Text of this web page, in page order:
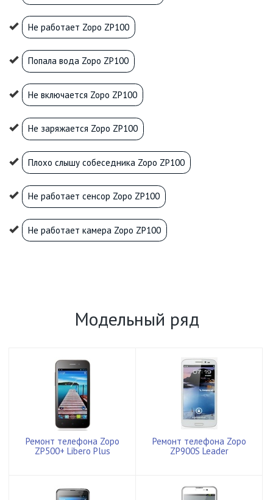
Не работает Zopo ZP100
Попала вода Zopo ZP100
Не включается Zopo ZP100
Не заряжается Zopo ZP100
Плохо слышу собеседника Zopo ZP100
Не работает сенсор Zopo ZP100
Не работает камера Zopo ZP100
Модельный ряд
Ремонт телефона Zopo
ZP500+ Libero Plus
Ремонт телефона Zopo
ZP900S Leader